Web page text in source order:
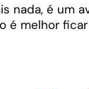
nada, é um
é melhor